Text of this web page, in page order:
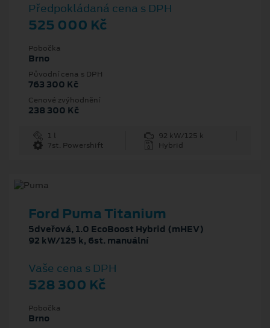
Předpokládaná cena s DPH
525 000 Kč
Pobočka
Brno
Původní cena s DPH
763 300 Kč
Cenové zvýhodnění
238 300 Kč
1 l
92 kW/125 k
7st. Powershift
Hybrid
Ford Puma Titanium
5dveřová, 1.0 EcoBoost Hybrid (mHEV)
92 kW/125 k, 6st. manuální
Vaše cena s DPH
528 300 Kč
Pobočka
Brno